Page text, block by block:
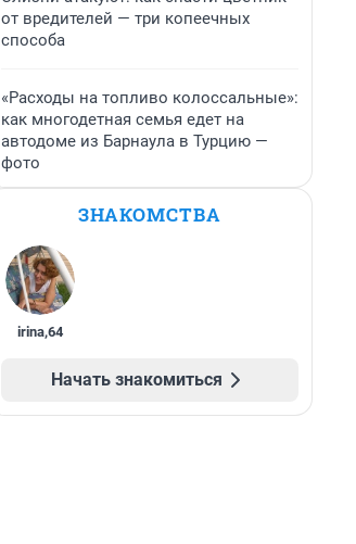
от вредителей — три копеечных
способа
«Расходы на топливо колоссальные»:
как многодетная семья едет на
автодоме из Барнаула в Турцию —
фото
ЗНАКОМСТВА
irina,64
Начать знакомиться